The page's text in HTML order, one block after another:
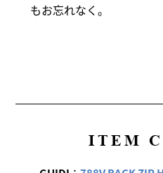
もお忘れなく。
ITEM